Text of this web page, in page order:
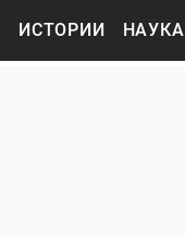
ИСТОРИИ НАУКА